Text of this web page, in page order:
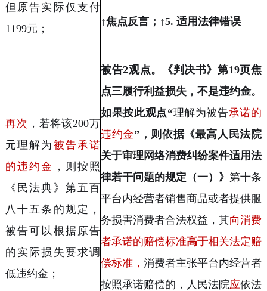
但原告实际仅支付
1199元；
↑焦点反言；↑5. 适用法律错误
再次 ，若将该200万
元理解为 被告承诺
的违约金 ，则按照
《民法典》第五百
八十五条的规定，
被告可以根据原告
的实际损失要求调
低违约金；
被告2观点。《判决书》第19页焦
点三履行利益损失，不是违约金。
如果按此观点“理解为被告承诺的
违约金”，则依据《最高人民法院
关于审理网络消费纠纷案件适用法
律若干问题的规定（一）》 第十条
平台内经营者销售商品或者提供服
务损害消费者合法权益，其向消费
者承诺的赔偿标准高于相关法定赔
偿标准， 消费者主张平台内经营者
按照承诺赔偿的，人民法院应依法